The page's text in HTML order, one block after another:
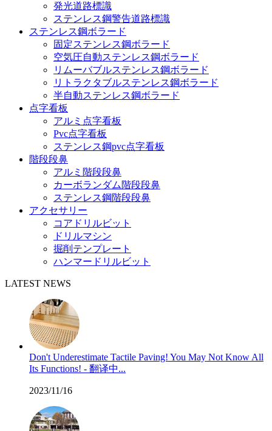
発光道路標識
ステンレス鋼警告道路標識
ステンレス鋼ボラード
固定ステンレス鋼ボラード
空気圧自動ステンレス鋼ボラード
リムーバブルステンレス鋼ボラード
リトラクタブルステンレス鋼ボラード
半自動ステンレス鋼ボラード
点字看板
アルミ点字看板
Pvc点字看板
ステンレス鋼pvc点字看板
階段段鼻
アルミ階段段鼻
カーボランダム階段段鼻
ステンレス鋼階段段鼻
アクセサリー
コアドリルビット
ドリルマシン
掘削テンプレート
ハンマードリルビット
LATEST NEWS
Don't Underestimate Tactile Paving! You May Not Know All
Its Functions! - 翻译中...
2023/11/16